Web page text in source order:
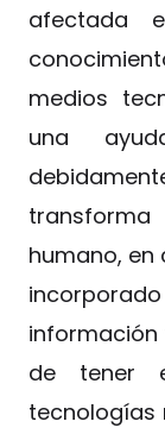
afectada
medios
una
humano, en
información
de tener
tecnologías